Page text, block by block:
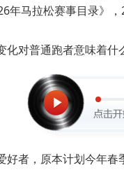
年马拉松赛事目录》
对普通跑者意味着
者，原本计划今年